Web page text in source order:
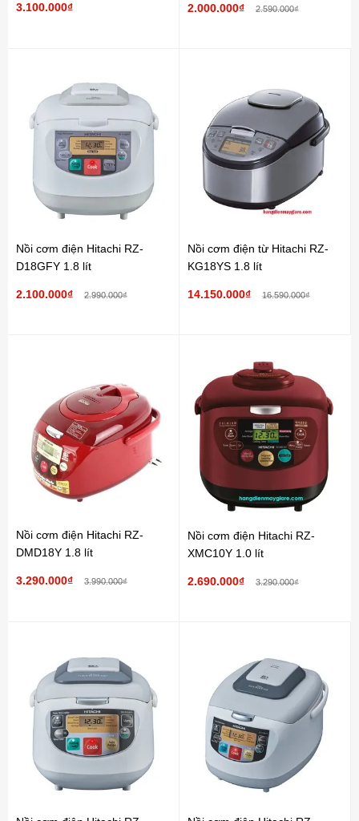
3.100.000₫ 2.000.000₫ 2.590.000₫
Nồi cơm điện Hitachi RZ-
D18GFY 1.8 lít
2.100.000₫ 2.990.000₫
Nồi cơm điện từ Hitachi RZ-
KG18YS 1.8 lít
14.150.000₫ 16.590.000₫
Nồi cơm điện Hitachi RZ-
DMD18Y 1.8 lít
3.290.000₫ 3.990.000₫
Nồi cơm điện Hitachi RZ-
XMC10Y 1.0 lít
2.690.000₫ 3.290.000₫